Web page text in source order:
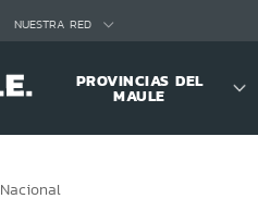
NUESTRA RED
PROVINCIAS DEL
MAULE
Nacional